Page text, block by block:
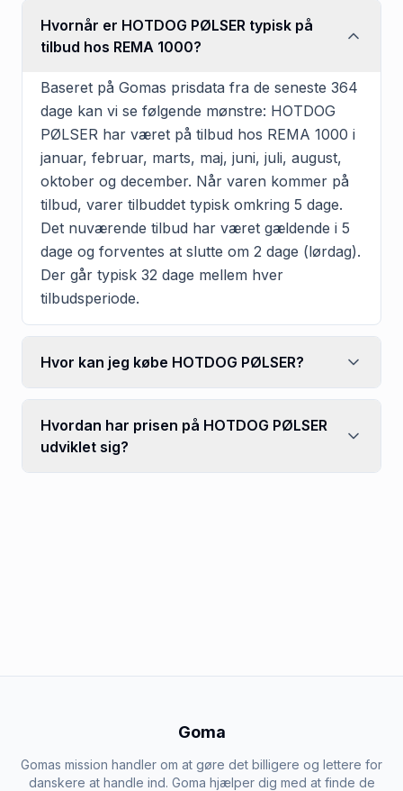
Hvornår er HOTDOG PØLSER typisk på
tilbud hos REMA 1000?
Baseret på Gomas prisdata fra de seneste 364
dage kan vi se følgende mønstre: HOTDOG
PØLSER har været på tilbud hos REMA 1000 i
januar, februar, marts, maj, juni, juli, august,
oktober og december. Når varen kommer på
tilbud, varer tilbuddet typisk omkring 5 dage.
Det nuværende tilbud har været gældende i 5
dage og forventes at slutte om 2 dage (lørdag).
Der går typisk 32 dage mellem hver
tilbudsperiode.
Hvor kan jeg købe HOTDOG PØLSER?
Hvordan har prisen på HOTDOG PØLSER
udviklet sig?
Goma
Gomas mission handler om at gøre det billigere og lettere for
danskere at handle ind. Goma hjælper dig med at finde de